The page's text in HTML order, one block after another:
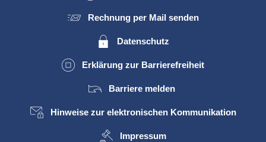
Rechnung per Mail senden
Datenschutz
Erklärung zur Barrierefreiheit
Barriere melden
Hinweise zur elektronischen Kommunikation
Impressum